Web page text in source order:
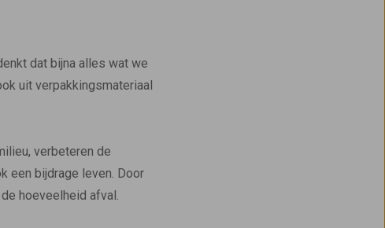
dat bijna alles wat we
uit verpakkingsmateriaal
verbeteren de
een bijdrage leven. Door
hoeveelheid afval.